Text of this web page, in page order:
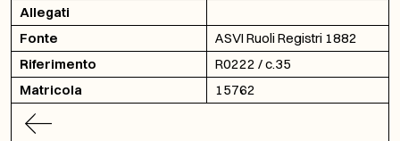
Allegati
Fonte
ASVI Ruoli Registri 1882
Riferimento
R0222 / c.35
Matricola
15762